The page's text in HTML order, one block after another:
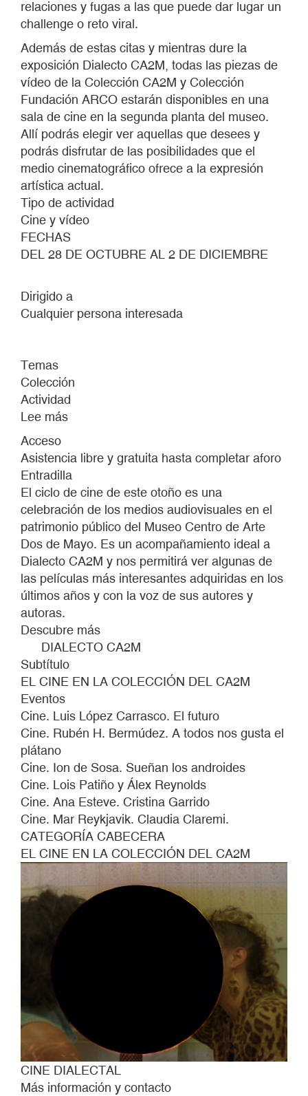
relaciones y fugas a las que puede dar lugar un
challenge o reto viral.
Además de estas citas y mientras dure la
exposición Dialecto CA2M, todas las piezas de
vídeo de la Colección CA2M y Colección
Fundación ARCO estarán disponibles en una
sala de cine en la segunda planta del museo.
Allí podrás elegir ver aquellas que desees y
podrás disfrutar de las posibilidades que el
medio cinematográfico ofrece a la expresión
artística actual.​
Tipo de actividad
Cine y vídeo
FECHAS
DEL 28 DE OCTUBRE AL 2 DE DICIEMBRE
Dirigido a
Cualquier persona interesada
Temas
Colección
Actividad
Lee más
DIALECTAL
Acceso
Asistencia libre y gratuita hasta completar aforo
Entradilla
El ciclo de cine de este otoño es una
celebración de los medios audiovisuales en el
patrimonio público del Museo Centro de Arte
Dos de Mayo. Es un acompañamiento ideal a
Dialecto CA2M y nos permitirá ver algunas de
las películas más interesantes adquiridas en los
últimos años y con la voz de sus autores y
autoras.
Descubre más
DIALECTO CA2M
Subtítulo
EL CINE EN LA COLECCIÓN DEL CA2M
Eventos
Cine. Luis López Carrasco. El futuro
Cine. Rubén H. Bermúdez. A todos nos gusta el
plátano
Cine. Ion de Sosa. Sueñan los androides
Cine. Lois Patiño y Álex Reynolds
Cine. Ana Esteve. Cristina Garrido
Cine. Mar Reykjavik. Claudia Claremi.
CATEGORÍA CABECERA
EL CINE EN LA COLECCIÓN DEL CA2M
CINE DIALECTAL
Más información y contacto